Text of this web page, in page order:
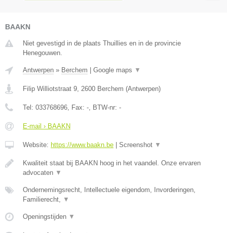
BAAKN
Niet gevestigd in de plaats Thuillies en in de provincie
Henegouwen.
Antwerpen » Berchem Google maps ▼
Filip Williotstraat 9 2600 Berchem (Antwerpen)
Tel: 033768696 , Fax: - , BTW-nr: -
E-mail › BAAKN
Website: https://www.baakn.be Screenshot ▼
Kwaliteit staat bij BAAKN hoog in het vaandel. Onze ervaren
advocaten ▼
Ondernemingsrecht, Intellectuele eigendom, Invorderingen,
Familierecht,
▼
Openingstijden ▼